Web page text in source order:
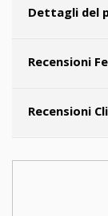
Dettagli del
Recensioni
Recensioni